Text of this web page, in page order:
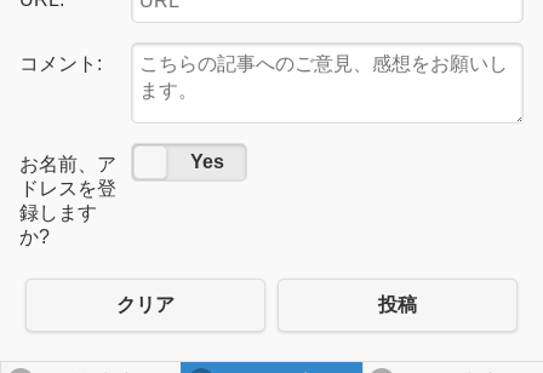
コメント:
お名前、ア
ドレスを登
録します
か?
No Yes
クリア 投稿